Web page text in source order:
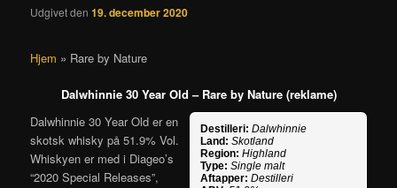
Udgivet den19. december 2020
Hjem » Rare by Nature
Dalwhinnie 30 Year Old – Rare by Nature (reklame)
Destilleri: Dalwhinnie
Land: Skotland
Region: Highland
Type: Single malt
Aftapper: Destilleri
Dalwhinnie 30 Year Old er en
skotsk whisky på 51.9% Vol.
Whiskyen er med i Diageo’s
“2020 Special Releases”,